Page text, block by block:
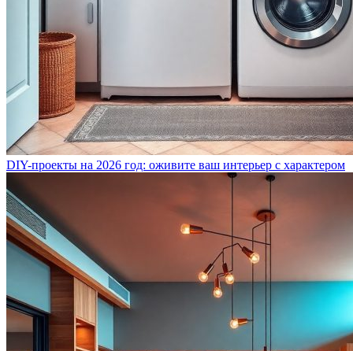
DIY-проекты на 2026 год: оживите ваш интерьер с характером